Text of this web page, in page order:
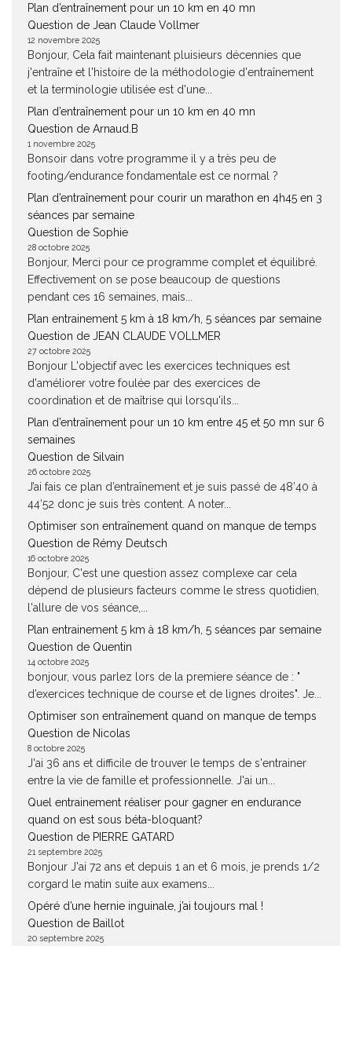
Plan d’entraînement pour un 10 km en 40 mn
Question de Jean Claude Vollmer
12 novembre 2025
Bonjour, Cela fait maintenant pluisieurs décennies que
j'entraîne et l'histoire de la méthodologie d'entraînement
et la terminologie utilisée est d'une...
Plan d’entraînement pour un 10 km en 40 mn
Question de Arnaud.B
1 novembre 2025
Bonsoir dans votre programme il y a très peu de
footing/endurance fondamentale est ce normal ?
Plan d’entraînement pour courir un marathon en 4h45 en 3
séances par semaine
Question de Sophie
28 octobre 2025
Bonjour, Merci pour ce programme complet et équilibré.
Effectivement on se pose beaucoup de questions
pendant ces 16 semaines, mais...
Plan entrainement 5 km à 18 km/h, 5 séances par semaine
Question de JEAN CLAUDE VOLLMER
27 octobre 2025
Bonjour L'objectif avec les exercices techniques est
d'améliorer votre foulée par des exercices de
coordination et de maîtrise qui lorsqu'ils...
Plan d’entraînement pour un 10 km entre 45 et 50 mn sur 6
semaines
Question de Silvain
26 octobre 2025
J’ai fais ce plan d’entraînement et je suis passé de 48’40 à
44’52 donc je suis très content. A noter...
Optimiser son entraînement quand on manque de temps
Question de Rémy Deutsch
16 octobre 2025
Bonjour, C'est une question assez complexe car cela
dépend de plusieurs facteurs comme le stress quotidien,
l'allure de vos séance,...
Plan entrainement 5 km à 18 km/h, 5 séances par semaine
Question de Quentin
14 octobre 2025
bonjour, vous parlez lors de la premiere séance de : "
d’exercices technique de course et de lignes droites". Je...
Optimiser son entraînement quand on manque de temps
Question de Nicolas
8 octobre 2025
J'ai 36 ans et difficile de trouver le temps de s'entrainer
entre la vie de famille et professionnelle. J'ai un...
Quel entrainement réaliser pour gagner en endurance
quand on est sous béta-bloquant?
Question de PIERRE GATARD
21 septembre 2025
Bonjour J'ai 72 ans et depuis 1 an et 6 mois, je prends 1/2
corgard le matin suite aux examens...
Opéré d’une hernie inguinale, j’ai toujours mal !
Question de Baillot
20 septembre 2025